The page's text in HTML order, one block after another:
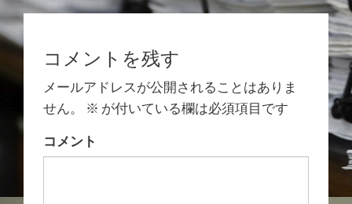
コメントを残す
メールアドレスが公開されることはありま
せん。
※ が付いている欄は必須項目です
コメント